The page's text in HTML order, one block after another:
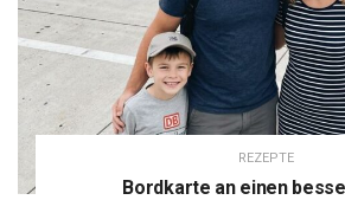
REZEPTE
Bordkarte an einen